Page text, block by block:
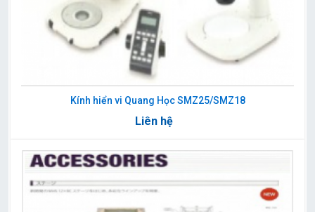
Kính hiển vi Quang Học SMZ25/SMZ18
Liên hệ